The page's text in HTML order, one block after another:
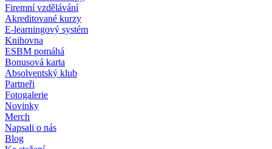
Firemní vzdělávání
Akreditované kurzy
E-learningový systém
Knihovna
ESBM pomáhá
Bonusová karta
Absolventský klub
Partneři
Fotogalerie
Novinky
Merch
Napsali o nás
Blog